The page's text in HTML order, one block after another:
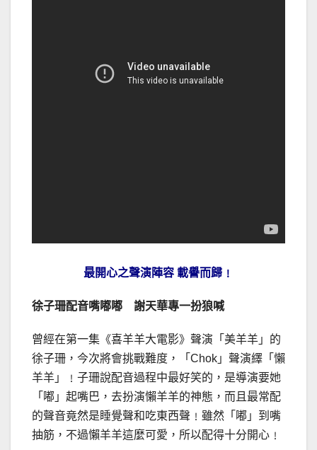
最開心之聲演陣容 載譽而歸﹗
徐子珊配音嘴嘟嘟 謝天華專一扮狼喊
曾經在第一集《喜羊羊大電影》聲演「美羊羊」的
徐子珊，今次將會挑戰難度，「Chok」聲演繹「懶
羊羊」﹗子珊說配音過程中最好笑的，是導演要她
「嘟」起嘴巴，去扮演懶羊羊的神態，而且最常配
的聲音竟然是睡覺聲和吃東西聲﹗雖然「嘟」到嘴
抽筋，不過懶羊羊這麼可愛，所以配得十分開心﹗